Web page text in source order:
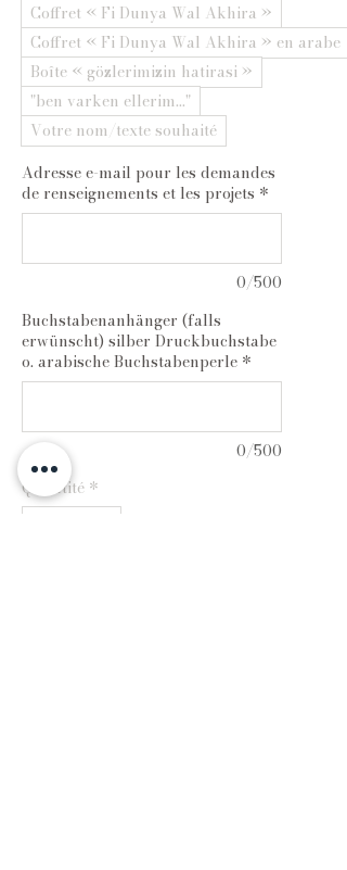
Coffret « Fi Dunya Wal Akhira »
Coffret « Fi Dunya Wal Akhira » en arabe
Boîte « gözlerimizin hatirasi »
"ben varken ellerim..."
Votre nom/texte souhaité
Adresse e-mail pour les demandes
de renseignements et les projets *
0/500
Buchstabenanhänger (falls
erwünscht) silber Druckbuchstabe
o. arabische Buchstabenperle *
0/500
Quantité *